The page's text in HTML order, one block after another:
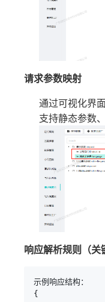
请求参数映射
通过可视化界
支持静态参数
响应解析规则（关
示例响应结构：
{